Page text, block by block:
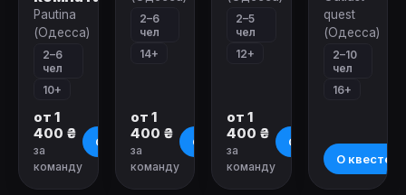
Pautina
(Одесса)
2–6
чел
10+
от 1
400 ₴
за
команду
О квесте
2–6
чел
14+
от 1
400 ₴
за
команду
О квесте
2–5
чел
12+
от 1
400 ₴
за
команду
О квесте
quest
(Одесса)
2–10
чел
16+
О квесте